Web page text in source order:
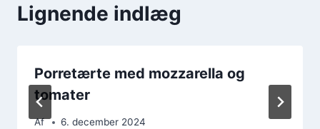
Lignende indlæg
Porretærte med mozzarella og
tomater
Af 6. december 2024